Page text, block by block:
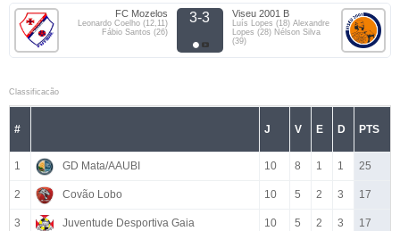
FC Mozelos
Leonardo Coelho (12,11)
Fábio Santos (26)
3-3 Viseu 2001 B
Luís Lopes (18) Alexandre
Lopes (28) Nélson Silva
(39)
Classificacão
# J V E D PTS
1 GD Mata/AAUBI 10 8 1 1 25
2 Covão Lobo 10 5 2 3 17
3 Juventude Desportiva Gaia 10 5 2 3 17